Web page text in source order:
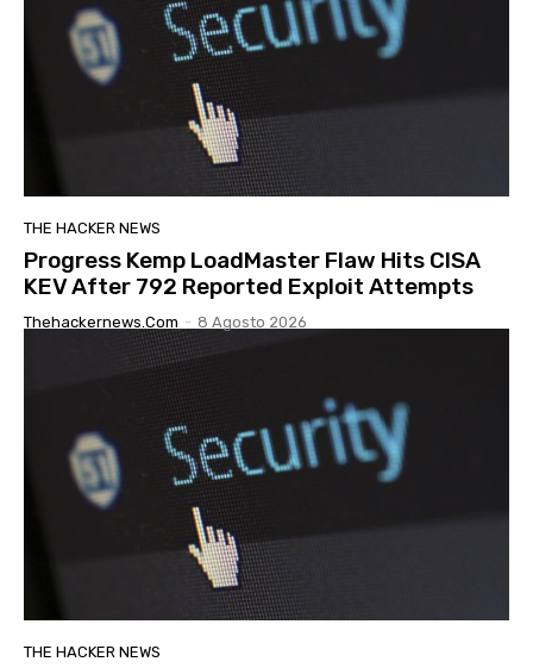
THE HACKER NEWS
Progress Kemp LoadMaster Flaw Hits CISA
KEV After 792 Reported Exploit Attempts
Thehackernews.com - 8 Agosto 2026
THE HACKER NEWS